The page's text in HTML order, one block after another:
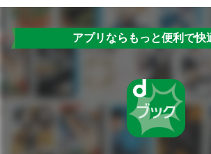
アプリならもっと便利で快